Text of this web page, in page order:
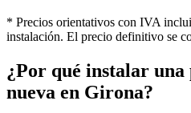
* Precios orientativos con IVA
instalación. El precio definitivo se
¿Por qué instalar
nueva en Girona?